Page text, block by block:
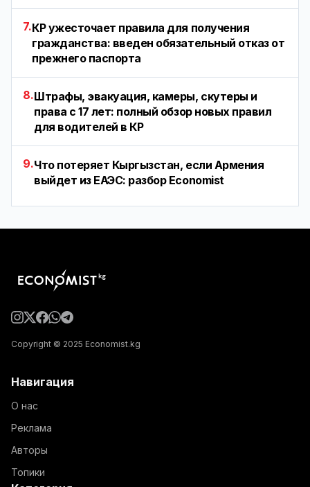
7.КР ужесточает правила для получения
гражданства: введен обязательный отказ от
прежнего паспорта
8.Штрафы, эвакуация, камеры, скутеры и
права с 17 лет: полный обзор новых правил
для водителей в КР
9.Что потеряет Кыргызстан, если Армения
выйдет из ЕАЭС: разбор Economist
Copyright © 2025 Economist.kg
Навигация
О нас
Реклама
Авторы
Топики